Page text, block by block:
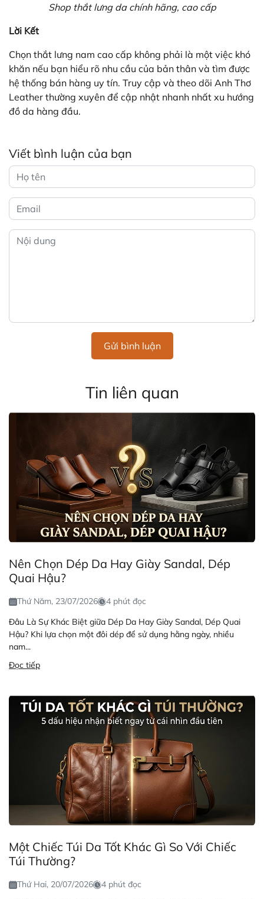
Shop thắt lưng da chính hãng, cao cấp
Lời Kết
Chọn thắt lưng nam cao cấp không phải là một việc khó
khăn nếu bạn hiểu rõ nhu cầu của bản thân và tìm được
hệ thống bán hàng uy tín. Truy cập và theo dõi Anh Thơ
Leather thường xuyên để cập nhật nhanh nhất xu hướng
đồ da hàng đầu.
Viết bình luận của bạn
Gửi bình luận
Tin liên quan
Nên Chọn Dép Da Hay Giày Sandal, Dép
Quai Hậu?
Thứ Năm, 23/07/2026
4 phút đọc
Đâu Là Sự Khác Biệt giữa Dép Da Hay Giày Sandal, Dép Quai
Hậu? Khi lựa chọn một đôi dép để sử dụng hằng ngày, nhiều
nam...
Đọc tiếp
Một Chiếc Túi Da Tốt Khác Gì So Với Chiếc
Túi Thường?
Thứ Hai, 20/07/2026
4 phút đọc